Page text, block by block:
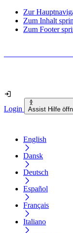
Zur
Zum Inhalt
Zum Footer
Login Assist Hilfe
English
Dansk
Deutsch
Español
Français
Italiano